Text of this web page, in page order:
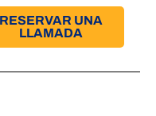
RESERVAR UNA
LLAMADA